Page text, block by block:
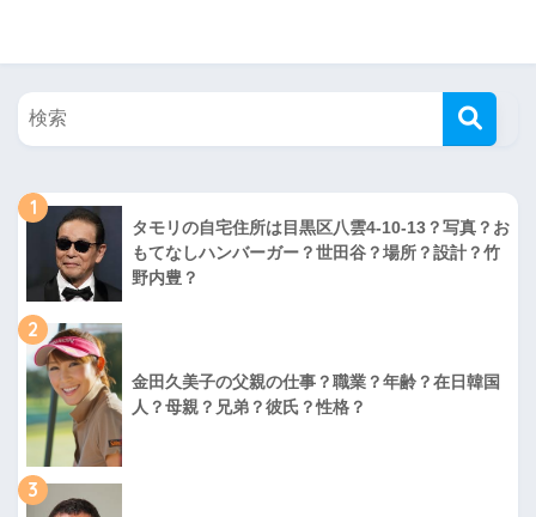
1
タモリの自宅住所は目黒区八雲4-10-13？写真？お
もてなしハンバーガー？世田谷？場所？設計？竹
野内豊？
2
金田久美子の父親の仕事？職業？年齢？在日韓国
人？母親？兄弟？彼氏？性格？
3